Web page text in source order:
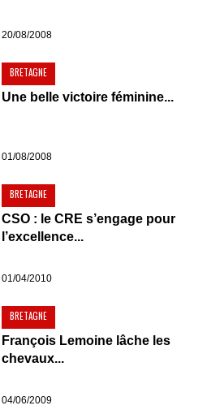
20/08/2008
BRETAGNE
Une belle victoire féminine...
01/08/2008
BRETAGNE
CSO : le CRE s’engage pour
l’excellence...
01/04/2010
BRETAGNE
François Lemoine lâche les
chevaux...
04/06/2009